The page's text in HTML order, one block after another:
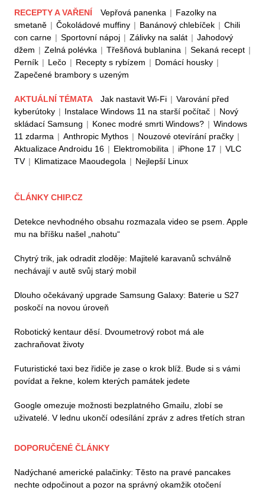
RECEPTY A VAŘENÍ Vepřová panenka | Fazolky na
smetaně | Čokoládové muffiny | Banánový chlebíček | Chili
con carne | Sportovní nápoj | Zálivky na salát | Jahodový
džem | Zelná polévka | Třešňová bublanina | Sekaná recept |
Perník | Lečo | Recepty s rybízem | Domácí housky |
Zapečené brambory s uzeným
AKTUÁLNÍ TÉMATA Jak nastavit Wi-Fi | Varování před
kyberútoky | Instalace Windows 11 na starší počítač | Nový
skládací Samsung | Konec modré smrti Windows? | Windows
11 zdarma | Anthropic Mythos | Nouzové otevírání pračky |
Aktualizace Androidu 16 | Elektromobilita | iPhone 17 | VLC
TV | Klimatizace Maoudegola | Nejlepší Linux
ČLÁNKY CHIP.CZ
Detekce nevhodného obsahu rozmazala video se psem. Apple
mu na bříšku našel „nahotu“
Chytrý trik, jak odradit zloděje: Majitelé karavanů schválně
nechávají v autě svůj starý mobil
Dlouho očekávaný upgrade Samsung Galaxy: Baterie u S27
poskočí na novou úroveň
Robotický kentaur děsí. Dvoumetrový robot má ale
zachraňovat životy
Futuristické taxi bez řidiče je zase o krok blíž. Bude si s vámi
povídat a řekne, kolem kterých památek jedete
Google omezuje možnosti bezplatného Gmailu, zlobí se
uživatelé. V lednu ukončí odesílání zpráv z adres třetích stran
DOPORUČENÉ ČLÁNKY
Nadýchané americké palačinky: Těsto na pravé pancakes
nechte odpočinout a pozor na správný okamžik otočení